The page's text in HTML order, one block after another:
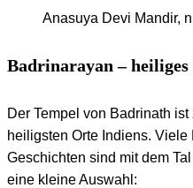
Anasuya Devi Mandir,
Badrinarayan –
Der Tempel von Badrinath
heiligsten Orte Indiens.
Geschichten sind mit dem
eine kleine Auswahl: